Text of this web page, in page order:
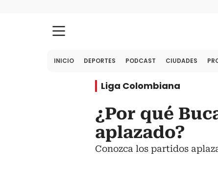
INICIO DEPORTES PODCAST CIUDADES
Liga Colombiana
¿Por qué
aplazado?
Conozca los partidos